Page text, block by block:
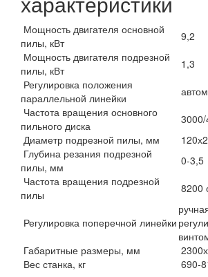
Мощность двигателя основной
пилы, кВт
9,2
Мощность двигателя подрезной
пилы, кВт
1,3
Регулировка положения
параллельной линейки
Частота вращения основного
пильного диска
Диаметр подрезной пилы, мм
Глубина резания подрезной
пилы, мм
0-3,5
Частота вращения подрезной
пилы
8200
Регулировка поперечной линейки
Габаритные размеры, мм
Вес станка, кг
690-